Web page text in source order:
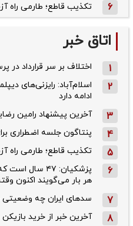
6 تکذیب قاطع؛‌ طارمی راه
اتاق خبر
1 اختلاف بر سر قرارداد در
2
اسلام‌آباد: رایزنی‌های
ادامه دارد
3 آخرین پیشنهاد رامین
4 پنتاگون جلسه اضطراری
5 تکذیب قاطع؛‌ طارمی راه
6
پزشکیان: ۴۷
هر بار می‌گویند اکنون
7 سدهای ایران چه وضعیتی
8 آخرین خبر از خرید